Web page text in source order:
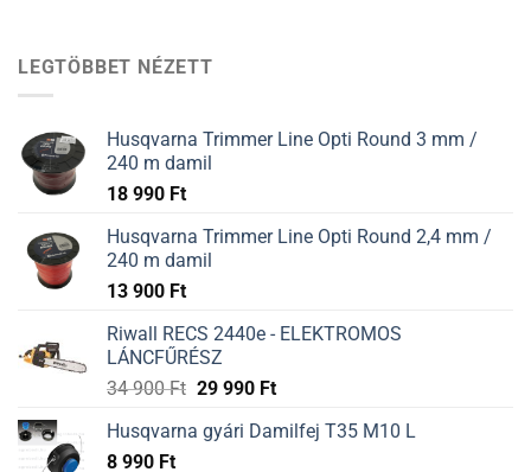
12
LEGTÖBBET NÉZETT
Husqvarna Trimmer Line Opti Round 3 mm /
240 m damil
18 990 Ft
Husqvarna Trimmer Line Opti Round 2,4 mm /
240 m damil
13 900 Ft
Riwall RECS 2440e - ELEKTROMOS
LÁNCFŰRÉSZ
34 900Ft 29 990 Ft
Husqvarna gyári Damilfej T35 M10 L
8 990 Ft